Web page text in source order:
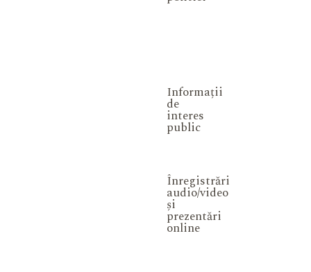
Informații
de
interes
public
Înregistrări
audio/video
și
prezentări
online